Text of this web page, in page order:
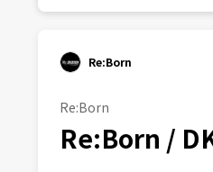
Re:Born
Re:Born
Re:Born /